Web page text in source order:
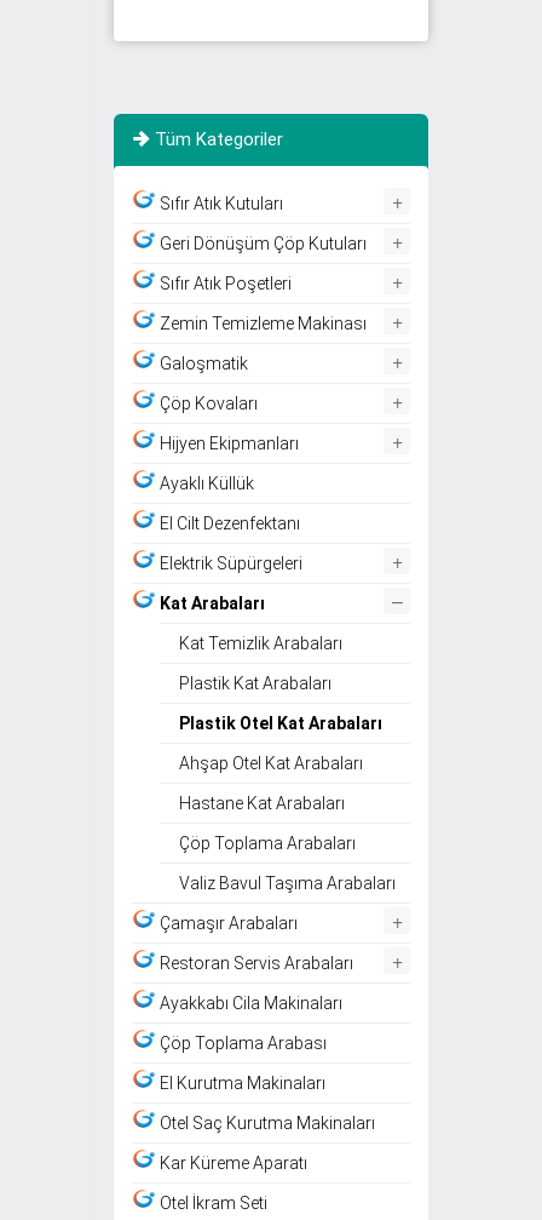
Tüm Kategoriler
Sıfır Atık Kutuları +
Geri Dönüşüm Çöp Kutuları +
Sıfır Atık Poşetleri +
Zemin Temizleme Makinası +
Galoşmatik +
Çöp Kovaları +
Hijyen Ekipmanları +
Ayaklı Küllük
El Cilt Dezenfektanı
Elektrik Süpürgeleri +
Kat Arabaları –
Kat Temizlik Arabaları
Plastik Kat Arabaları
Plastik Otel Kat Arabaları
Ahşap Otel Kat Arabaları
Hastane Kat Arabaları
Çöp Toplama Arabaları
Valiz Bavul Taşıma Arabaları
Çamaşır Arabaları +
Restoran Servis Arabaları +
Ayakkabı Cila Makinaları
Çöp Toplama Arabası
El Kurutma Makinaları
Otel Saç Kurutma Makinaları
Kar Küreme Aparatı
Otel İkram Seti